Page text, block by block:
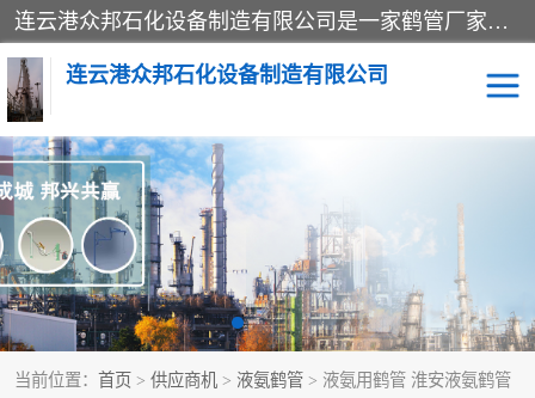
连云港众邦石化设备制造有限公司是一家鹤管厂家主营：鹤管、装车鹤管等，是致力于石油、石化等流体装卸设备(主要产品如鹤管、输油臂、脱缆钩等)的咨询、设计、制造、检测、安装指导、系统调试、维修维护等业务的公司。
连云港众邦石化设备制造有限公司
当前位置： 首页 > 供应商机 > 液氨鹤管 > 液氨用鹤管 淮安液氨鹤管
鹤管 顶部装卸鹤管
底部装卸鹤管 LNG低温鹤管
液氨鹤管 液化气鹤管
鹤管配件 活动梯栈台